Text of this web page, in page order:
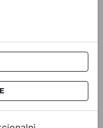
Kravata
010102-